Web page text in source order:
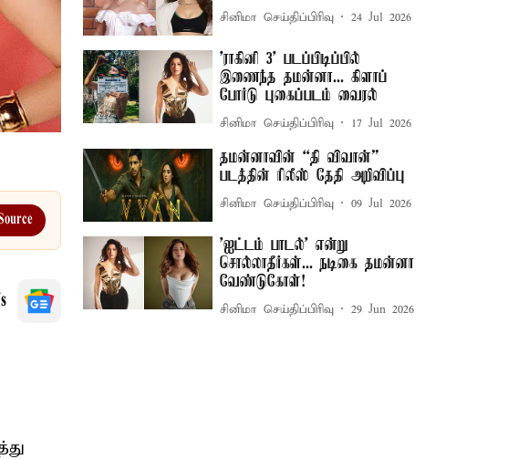
சினிமா செய்திப்பிரிவு 24 Jul 2026
'ராகினி 3' படப்பிடிப்பில்
இணைந்த தமன்னா... கிளாப்
போர்டு புகைப்படம் வைரல்
சினிமா செய்திப்பிரிவு 17 Jul 2026
தமன்னாவின் “தி விவான்”
படத்தின் ரிலீஸ் தேதி அறிவிப்பு
சினிமா செய்திப்பிரிவு 09 Jul 2026
'ஐட்டம் பாடல்' என்று
சொல்லாதீர்கள்... நடிகை தமன்னா
வேண்டுகோள்!
சினிமா செய்திப்பிரிவு 29 Jun 2026